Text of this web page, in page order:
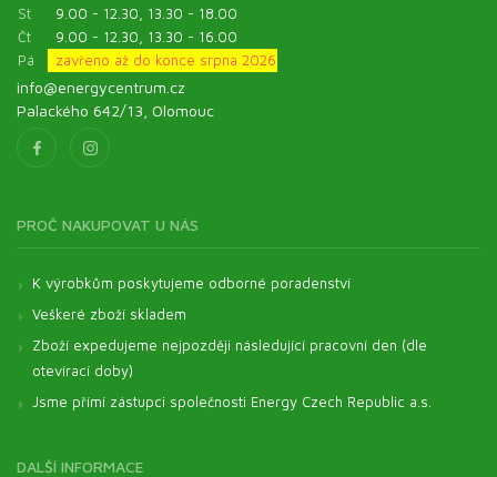
St
9.00 - 12.30, 13.30 - 18.00
Čt
9.00 - 12.30, 13.30 - 16.00
Pá
zavřeno až do konce srpna 2026
info@energycentrum.cz
Palackého 642/13, Olomouc
PROČ NAKUPOVAT U NÁS
K výrobkům poskytujeme odborné poradenství
Veškeré zboží skladem
Zboží expedujeme nejpozději následující pracovní den (dle
otevírací doby)
Jsme přímí zástupci společnosti Energy Czech Republic a.s.
DALŠÍ INFORMACE